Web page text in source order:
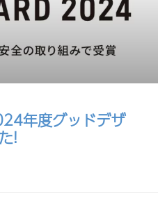
年度グッドデザ
!